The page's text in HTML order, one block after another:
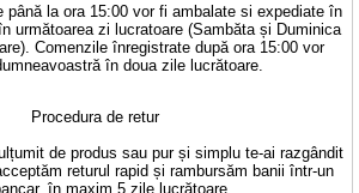
până la ora 15:00 vor fi ambalate si expediate în
următoarea zi lucratoare (Sambăta și Duminica
Comenzile înregistrate după ora 15:00 vor
în doua zile lucrătoare.
Procedura de retur
de produs sau pur și simplu te-ai razgândit
returul rapid și rambursăm banii într-un
în maxim 5 zile lucrătoare.